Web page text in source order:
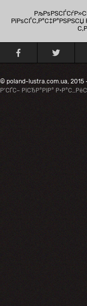
© poland-lustra.com.ua, 2015
Р’СЃС– РїСЂР°РІР°